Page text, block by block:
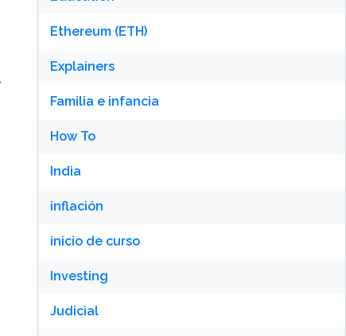
Ethereum (ETH)
Explainers
Familia e infancia
How To
India
inflación
inicio de curso
Investing
Judicial